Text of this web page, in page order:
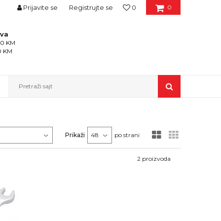
0
0
Prijavite se Registrujte se
KM
KM
Pretraži sajt
Prikaži po strani
2 proizvoda